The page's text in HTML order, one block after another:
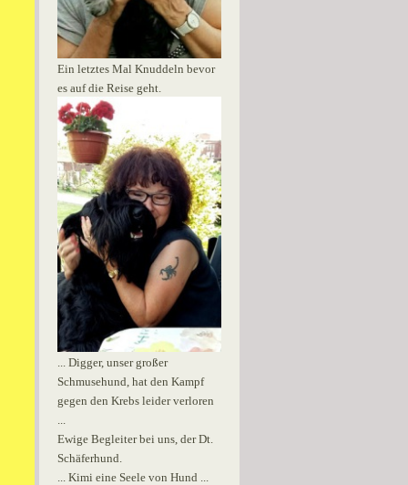
Ein letztes Mal Knuddeln bevor
es auf die Reise geht.
... Digger, unser großer
Schmusehund, hat den Kampf
gegen den Krebs leider verloren
...
Ewige Begleiter bei uns, der Dt.
Schäferhund.
... Kimi eine Seele von Hund ...